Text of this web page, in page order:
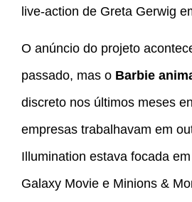
live-action de Greta Gerwig
O anúncio do projeto
passado, mas o Barbie
discreto nos últimos meses
empresas trabalhavam em
Illumination estava focada
Galaxy Movie e Minions &